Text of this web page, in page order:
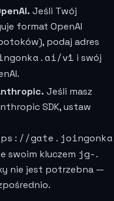
Jeśli Twój
format OpenAI
podaj adres
v1 i swój
Jeśli masz
SDK, ustaw
swoim kluczem jg-.
nie jest potrzebna —